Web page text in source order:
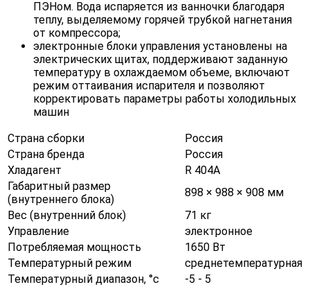
ПЭНом. Вода испаряется из ванночки благодаря
теплу, выделяемому горячей трубкой нагнетания
от компрессора;
электронные блоки управления установлены на
электрических щитах, поддерживают заданную
температуру в охлаждаемом объеме, включают
режим оттаивания испарителя и позволяют
корректировать параметры работы холодильных
машин
Страна сборки
Россия
Страна бренда
Россия
Хладагент
R 404A
Габаритный размер
(внутреннего блока)
898 × 988 × 908 мм
Вес (внутренний блок)
71 кг
Управление
электронное
Потребляемая мощность
1650 Вт
Температурный режим
среднетемпературная
Температурный диапазон, °c
-5 - 5